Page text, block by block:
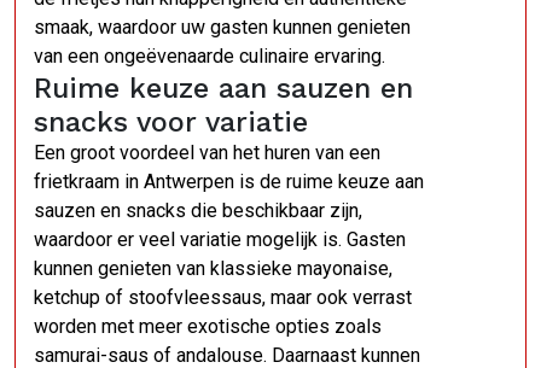
smaak, waardoor uw gasten kunnen genieten
van een ongeëvenaarde culinaire ervaring.
Ruime keuze aan sauzen en
snacks voor variatie
Een groot voordeel van het huren van een
frietkraam in Antwerpen is de ruime keuze aan
sauzen en snacks die beschikbaar zijn,
waardoor er veel variatie mogelijk is. Gasten
kunnen genieten van klassieke mayonaise,
ketchup of stoofvleessaus, maar ook verrast
worden met meer exotische opties zoals
samurai-saus of andalouse. Daarnaast kunnen